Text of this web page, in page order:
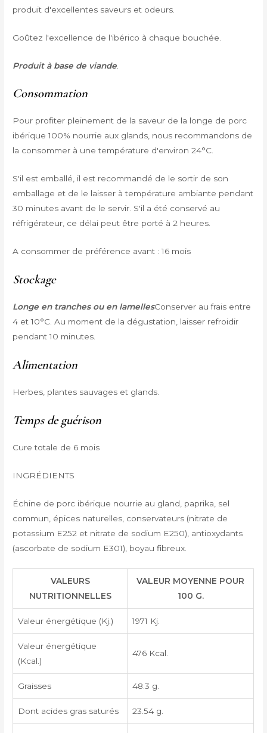
produit d'excellentes saveurs et odeurs.
Goûtez l'excellence de l'ibérico à chaque bouchée.
Produit à base de viande
Consommation
Pour profiter pleinement de la saveur de la longe de porc
ibérique 100% nourrie aux glands, nous recommandons de
la consommer à une température d'environ 24°C.
S'il est emballé, il est recommandé de le sortir de son
emballage et de le laisser à température ambiante pendant
30 minutes avant de le servir. S'il a été conservé au
réfrigérateur, ce délai peut être porté à 2 heures.
A consommer de préférence avant : 16 mois
Stockage
Longe en tranches ou en lamellesConserver au frais entre
4 et 10°C. Au moment de la dégustation, laisser refroidir
pendant 10 minutes.
Alimentation
Herbes, plantes sauvages et glands.
Temps de guérison
Cure totale de 6 mois
INGRÉDIENTS
Échine de porc ibérique nourrie au gland, paprika, sel
commun, épices naturelles, conservateurs (nitrate de
potassium E252 et nitrate de sodium E250), antioxydants
(ascorbate de sodium E301), boyau fibreux.
VALEURS
NUTRITIONNELLES
VALEUR MOYENNE POUR
100 G.
Valeur énergétique (Kj.) 1971 Kj.
Valeur énergétique
(Kcal.)
476 Kcal.
Graisses 48.3 g.
Dont acides gras saturés 23.54 g.